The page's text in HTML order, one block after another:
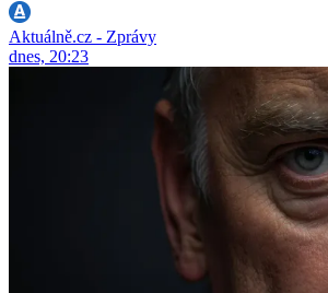
Aktuálně.cz - Zprávy
dnes, 20:23